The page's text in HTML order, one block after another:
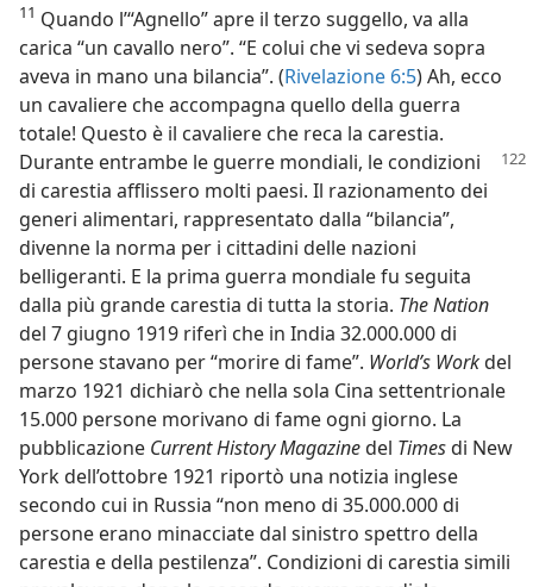
11 Quando l’“Agnello” apre il terzo suggello, va alla
carica “un cavallo nero”. “E colui che vi sedeva sopra
aveva in mano una bilancia”. (Rivelazione 6:5) Ah, ecco
un cavaliere che accompagna quello della guerra
totale! Questo è il cavaliere che reca la carestia.
Durante entrambe le guerre mondiali, le condizioni
di carestia afflissero molti paesi. Il razionamento dei
generi alimentari, rappresentato dalla “bilancia”,
divenne la norma per i cittadini delle nazioni
belligeranti. E la prima guerra mondiale fu seguita
dalla più grande carestia di tutta la storia. The Nation
del 7 giugno 1919 riferì che in India 32.000.000 di
persone stavano per “morire di fame”. World’s Workdel
marzo 1921 dichiarò che nella sola Cina settentrionale
15.000 persone morivano di fame ogni giorno. La
pubblicazione Current History Magazinedel Timesdi New
York dell’ottobre 1921 riportò una notizia inglese
secondo cui in Russia “non meno di 35.000.000 di
persone erano minacciate dal sinistro spettro della
carestia e della pestilenza”. Condizioni di carestia simili